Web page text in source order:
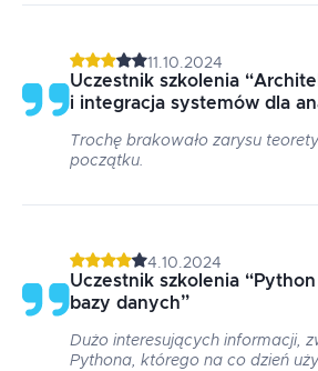
11.10.2024
Uczestnik szkolenia “
i integracja systemów dla
Trochę brakowało zarysu
początku.
4.10.2024
Uczestnik szkolenia “
bazy danych”
Dużo interesujących informacji,
Pythona, którego na co dzień